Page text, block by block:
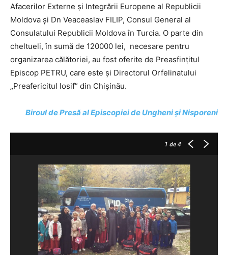
Afacerilor Externe şi Integrării Europene al Republicii
Moldova şi Dn Veaceaslav FILIP, Consul General al
Consulatului Republicii Moldova în Turcia. O parte din
cheltueli, în sumă de 120000 lei, necesare pentru
organizarea călătoriei, au fost oferite de Preasfinţitul
Episcop PETRU, care este şi Directorul Orfelinatului
„Preafericitul Iosif” din Chişinău.
Biroul de Presă al Episcopiei de Ungheni și Nisporeni
1 de 4